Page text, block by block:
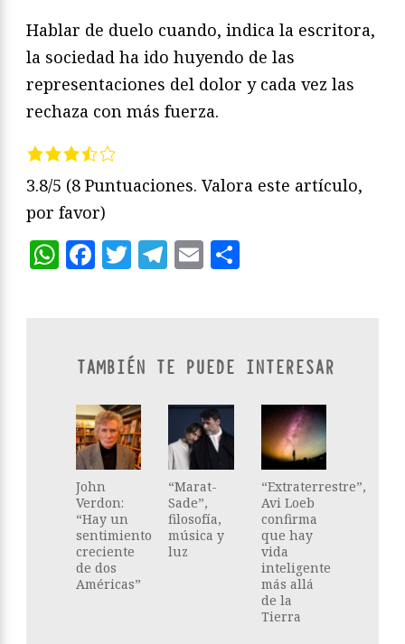
Hablar de duelo cuando, indica la escritora,
la sociedad ha ido huyendo de las
representaciones del dolor y cada vez las
rechaza con más fuerza.
3.8/5 (8 Puntuaciones. Valora este artículo,
por favor)
WhatsApp
Facebook
Twitter
Telegram
Email
TAMBIÉN TE PUEDE INTERESAR
John
Verdon:
“Hay un
sentimiento
creciente
de dos
Américas”
“Marat-
Sade”,
filosofía,
música y
luz
“Extraterrestre”,
Avi Loeb
confirma
que hay
vida
inteligente
más allá
de la
Tierra